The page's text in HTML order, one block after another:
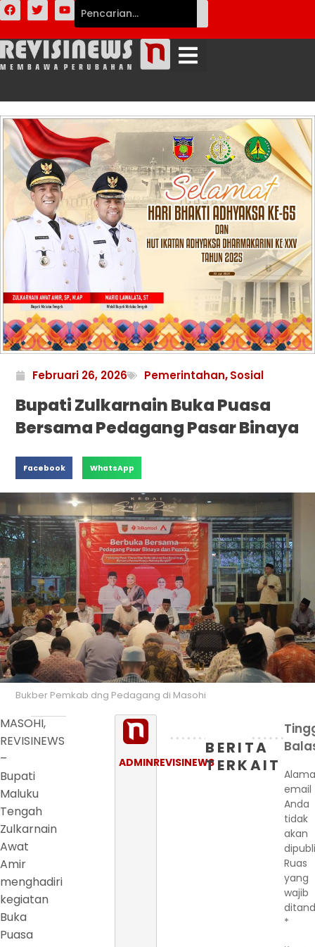
Februari 26, 2026 Pemerintahan,Sosial
Bupati Zulkarnain Buka Puasa
Bersama Pedagang Pasar Binaya
Facebook WhatsApp
Bukber Pemkab dng Pedagang di Masohi
MASOHI,
REVISINEWS
–
Bupati
Maluku
Tengah
Zulkarnain
Awat
Amir
menghadiri
kegiatan
Buka
Puasa
ADMINREVISINEWS
BERITA
TERKAIT
email
Anda
tidak
akan
Ruas
yang
wajib
*